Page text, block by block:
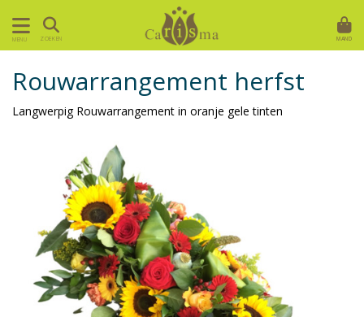
MENU ZOEKEN MAND
Rouwarrangement herfst
Langwerpig Rouwarrangement in oranje gele tinten